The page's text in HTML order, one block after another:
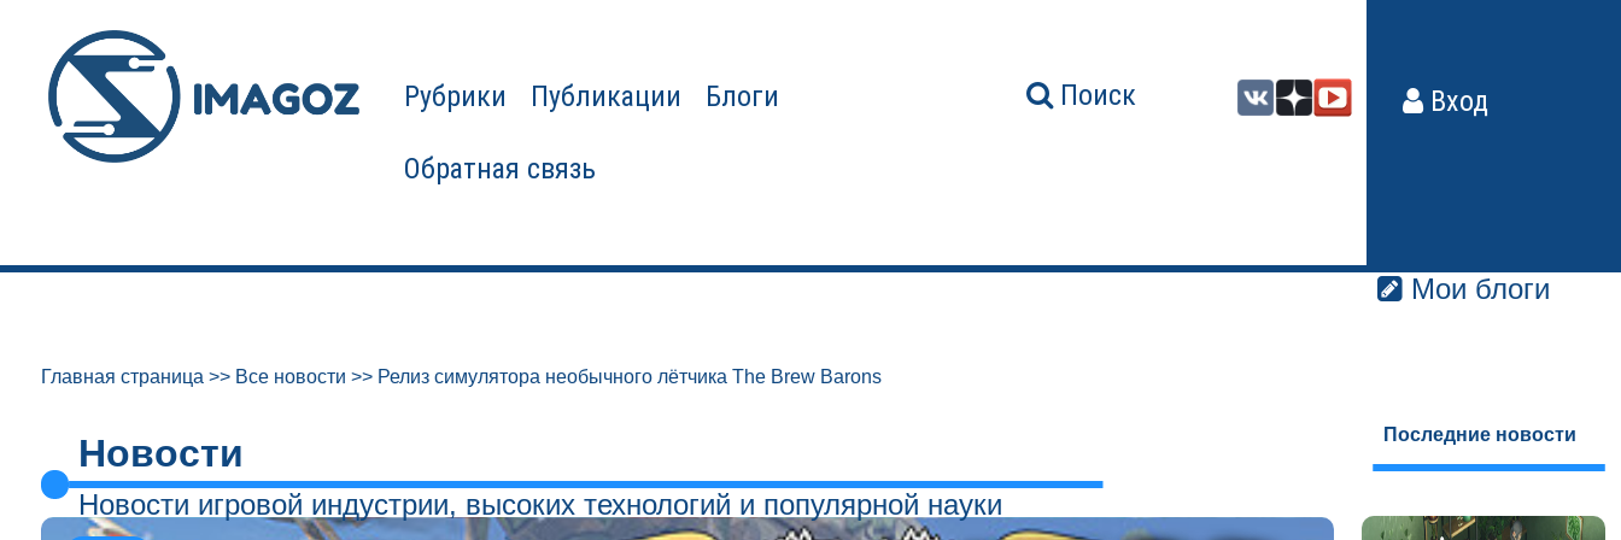
Рубрики Публикации Блоги
Обратная связь
Поиск Вход
Мои блоги
Главная страница >> Все новости >> Релиз симулятора необычного лётчика The Brew Barons
Новости
Новости игровой индустрии, высоких технологий и популярной науки
Последние новости